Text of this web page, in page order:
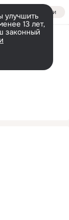
Войти
улучшить
13 лет,
законный